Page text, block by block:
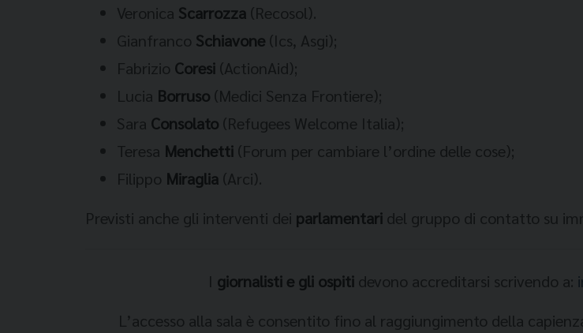
Veronica Scarrozza (Recosol).
Gianfranco Schiavone (Ics, Asgi);
Fabrizio Coresi (ActionAid);
Lucia Borruso (Medici Senza Frontiere);
Sara Consolato (Refugees Welcome Italia);
Teresa Menchetti (Forum per cambiare l’ordine delle cose);
Filippo Miraglia (Arci).
Previsti anche gli interventi dei parlamentari del gruppo di contatto su
I giornalisti e gli ospiti devono accreditarsi scrivendo a:
L’accesso alla sala è consentito fino al raggiungimento della